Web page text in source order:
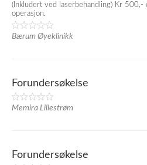
(Inkludert ved laserbehandling) Kr 500,-
operasjon.
Bærum Øyeklinikk
Forundersøkelse
Memira Lillestrøm
Forundersøkelse